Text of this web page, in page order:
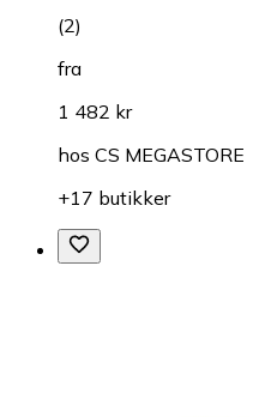
(2)
fra
1 482 kr
hos CS MEGASTORE
+17 butikker